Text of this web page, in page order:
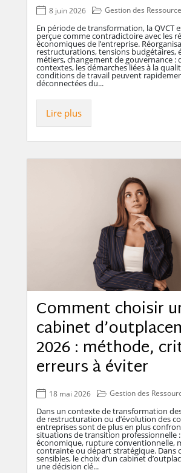
8 juin 2026 Gestion des
En période de transformation, la QVCT
perçue comme contradictoire avec les
économiques de l’entreprise.
restructurations, tensions budgétaires,
métiers, changement de gouvernance :
contextes, les démarches liées à la
conditions de travail peuvent
déconnectées du...
Lire plus
Comment choisir
cabinet
2026 : méthode,
erreurs à éviter
18 mai 2026 Gestion des
Dans un contexte de transformation
de restructuration ou d’évolution des
entreprises sont de plus en plus
situations de transition professionnelle
économique, rupture conventionnelle,
contrainte ou départ stratégique. Dans
sensibles, le choix d’un cabinet
une décision clé...